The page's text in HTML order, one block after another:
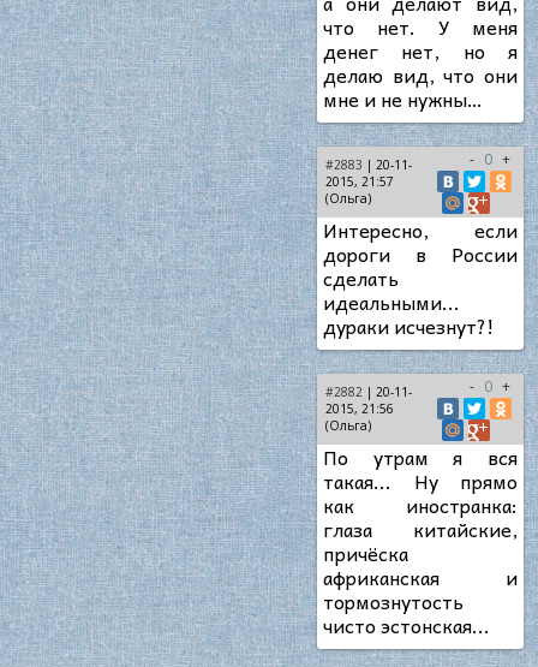
что нет. У меня
денег нет, но я
делаю вид, что они
мне и не нужны…
#2883 | 20-11-
2015, 21:57
(Ольга)
- 0 +
Интересно, если
дороги в России
сделать
идеальными...
дураки исчезнут?!
#2882 | 20-11-
2015, 21:56
(Ольга)
- 0 +
По утрам я вся
такая... Ну прямо
как иностранка:
глаза китайские,
причёска
африканская и
тормознутость
чисто эстонская...